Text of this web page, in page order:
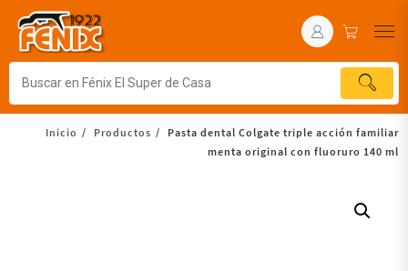
Inicio Productos
Pasta dental Colgate triple acción familiar
menta original con fluoruro 140 ml